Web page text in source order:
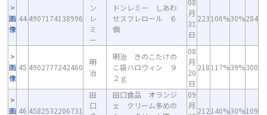
画
像
44 4907174138996
ン
レ
ミ
ー
ドンレミー しあわ
せスフレロール ６
個
08
月
31
日
223106%30%284
画
像
45 4902777242460
明
治
明治 きのこたけの
こ袋ハロウィン ９
２ｇ
08
月
20
日
218117%39%300
画 46 4582532206731
田
口
田口食品 オランジ
ェ クリーム多めの
09
月
212140%30%109